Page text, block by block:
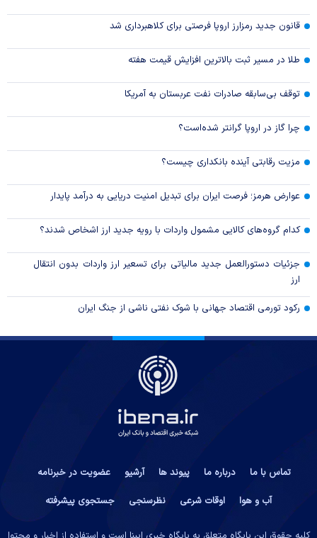
قانون جدید رمزارز اروپا فرصتی برای کلاهبرداری شد
طلا در مسیر ثبت بالاترین افزایش قیمت هفته
توقف بی‌سابقه صادرات نفت عربستان به آمریکا
چرا گاز در اروپا گرانتر شده‌است؟
مزیت رقابتی آینده بانکداری چیست؟
عوارض هرمز؛ فرصت ایران برای تبدیل امنیت دریایی به درآمد پایدار
کدام گروه‌های کالایی مشمول واردات با رویه جدید ارز اشخاص شدند؟
جزئیات دستورالعمل جدید مالیاتی برای تسعیر ارز واردات بدون انتقال
ارز
رکود تورمی اقتصاد جهانی با شوک نفتی ناشی از جنگ ایران
تماس با ما درباره ما پیوند ها آرشیو
عضویت در خبرنامه
آب و هوا
اوقات شرعی نظرسنجی جستجوی پیشرفته